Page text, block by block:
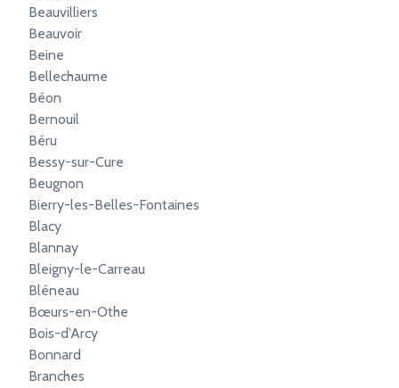
Beauvilliers
Beauvoir
Beine
Bellechaume
Béon
Bernouil
Béru
Bessy-sur-Cure
Beugnon
Bierry-les-Belles-Fontaines
Blacy
Blannay
Bleigny-le-Carreau
Bléneau
Bœurs-en-Othe
Bois-d'Arcy
Bonnard
Branches